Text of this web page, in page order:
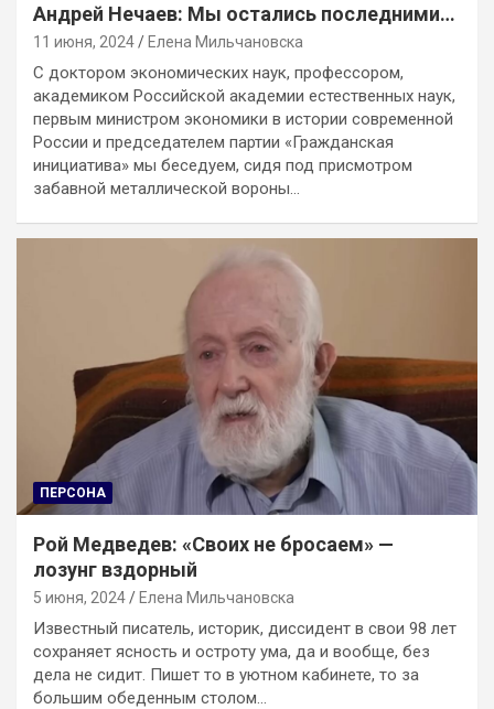
Андрей Нечаев: Мы остались последними…
11 июня, 2024 Елена Мильчановска
С доктором экономических наук, профессором,
академиком Российской академии естественных наук,
первым министром экономики в истории современной
России и председателем партии «Гражданская
инициатива» мы беседуем, сидя под присмотром
забавной металлической вороны…
ПЕРСОНА
Рой Медведев: «Своих не бросаем» —
лозунг вздорный
5 июня, 2024 Елена Мильчановска
Известный писатель, историк, диссидент в свои 98 лет
сохраняет ясность и остроту ума, да и вообще, без
дела не сидит. Пишет то в уютном кабинете, то за
большим обеденным столом…